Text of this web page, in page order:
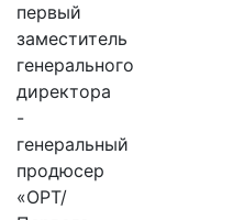
первый
заместитель
генерального
директора
-
генеральный
продюсер
«ОРТ/